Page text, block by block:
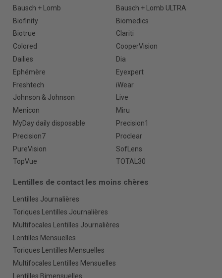
Bausch + Lomb
Bausch + Lomb ULTRA
Biofinity
Biomedics
Biotrue
Clariti
Colored
CooperVision
Dailies
Dia
Ephémère
Eyexpert
Freshtech
iWear
Johnson & Johnson
Live
Menicon
Miru
MyDay daily disposable
Precision1
Precision7
Proclear
PureVision
SofLens
TopVue
TOTAL30
Lentilles de contact les moins chères
Lentilles Journalières
Toriques Lentilles Journalières
Multifocales Lentilles Journalières
Lentilles Mensuelles
Toriques Lentilles Mensuelles
Multifocales Lentilles Mensuelles
Lentilles Bimensuelles